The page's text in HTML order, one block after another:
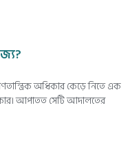
অধিকার কেড়ে নিতে এক
আপাতত সেটি আদালতের